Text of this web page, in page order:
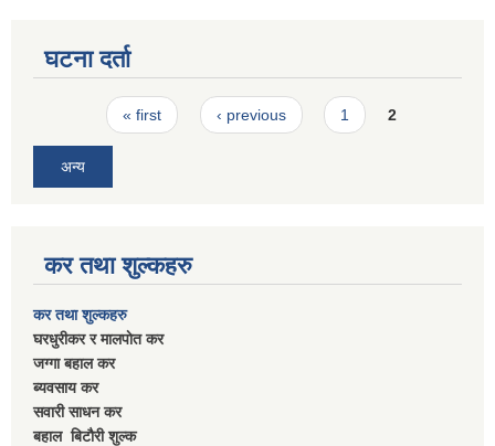
घटना दर्ता
Pages« first ‹ previous 1 2
अन्य
कर तथा शुल्कहरु
कर तथा शुल्कहरु
घरधुरीकर र मालपाेत कर
जग्गा बहाल कर
ब्यवसाय कर
सवारी साधन कर
बहाल बिटाैरी शुल्क